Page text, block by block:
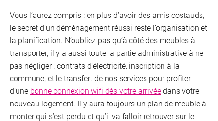
Vous l’aurez compris : en plus d’avoir des amis costauds,
le secret d’un déménagement réussi reste l’organisation et
la planification. N’oubliez pas qu’à côté des meubles à
transporter, il y a aussi toute la partie administrative à ne
pas négliger : contrats d’électricité, inscription à la
commune, et le transfert de nos services pour profiter
d’une bonne connexion wifi dès votre arrivéedans votre
nouveau logement. Il y aura toujours un plan de meuble à
monter qui s’est perdu et qu’il va falloir retrouver sur le